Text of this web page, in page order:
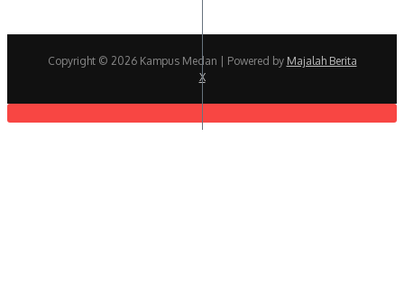
Copyright © 2026 Kampus Medan | Powered by Majalah Berita
X